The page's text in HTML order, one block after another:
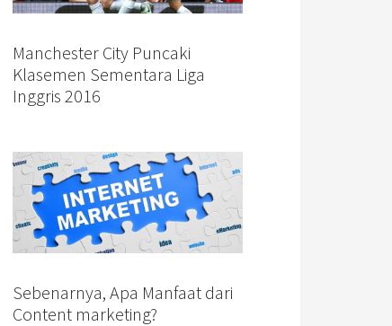
Manchester City Puncaki
Klasemen Sementara Liga
Inggris 2016
Sebenarnya, Apa Manfaat dari
Content marketing?